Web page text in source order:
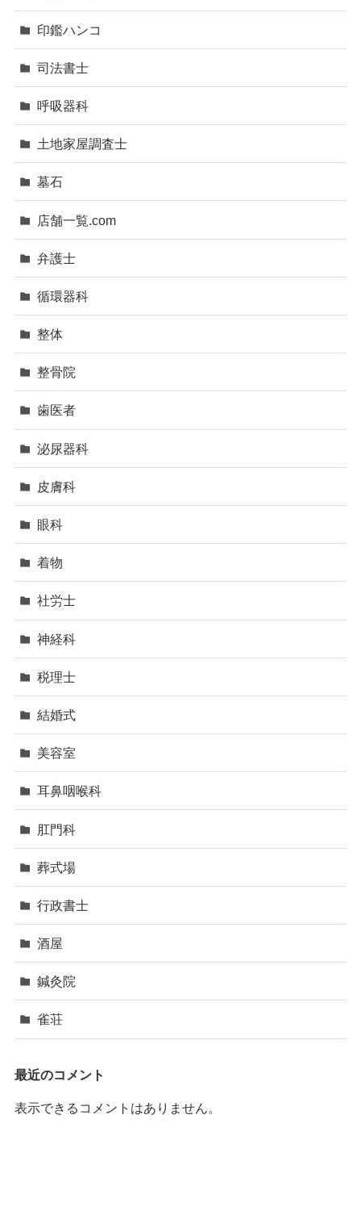
印鑑ハンコ
司法書士
呼吸器科
土地家屋調査士
墓石
店舗一覧.com
弁護士
循環器科
整体
整骨院
歯医者
泌尿器科
皮膚科
眼科
着物
社労士
神経科
税理士
結婚式
美容室
耳鼻咽喉科
肛門科
葬式場
行政書士
酒屋
鍼灸院
雀荘
最近のコメント
表示できるコメントはありません。